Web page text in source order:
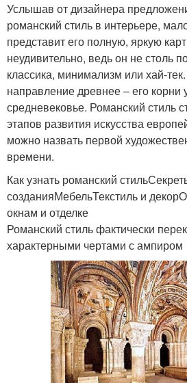
Услышав от дизайнера
романский стиль в интерьере,
представит его полную, яркую
неудивительно, ведь он не столь
классика, минимализм или хай-
направление древнее – его корни
средневековье. Романский стиль
этапов развития искусства
можно назвать первой
времени.
Как узнать романский
созданияМебельТекстиль и
окнам и отделке
Романский стиль фактически
характерными чертами с ампиром